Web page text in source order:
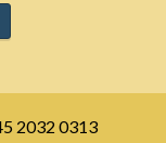
2032 0313